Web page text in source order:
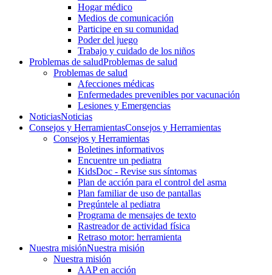
Hogar médico
Medios de comunicación
Participe en su comunidad
Poder del juego
Trabajo y cuidado de los niños
Problemas de saludProblemas de salud
Problemas de salud
Afecciones médicas
Enfermedades prevenibles por vacunación
Lesiones y Emergencias
NoticiasNoticias
Consejos y HerramientasConsejos y Herramientas
Consejos y Herramientas
Boletines informativos
Encuentre un pediatra
KidsDoc - Revise sus síntomas
Plan de acción para el control del asma
Plan familiar de uso de pantallas
Pregúntele al pediatra
Programa de mensajes de texto
Rastre​​ador de activida​d física
Retraso motor: herramienta
Nuestra misiónNuestra misión
Nuestra misión
AAP en acción